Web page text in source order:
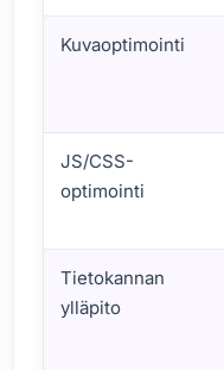
Kuvaoptimointi
JS/CSS-
optimointi
Tietokannan
ylläpito